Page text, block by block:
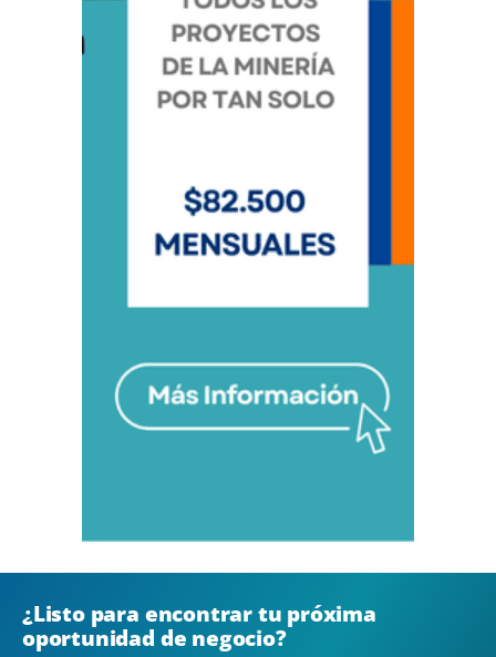
¿Listo para encontrar tu próxima
oportunidad de negocio?